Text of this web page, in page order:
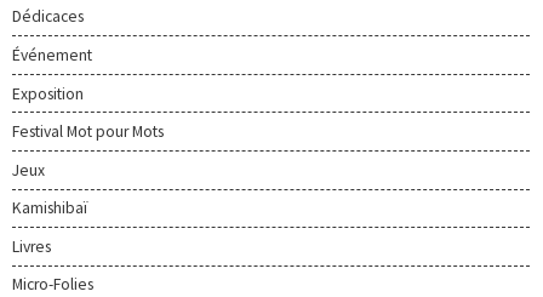
Dédicaces
Événement
Exposition
Festival Mot pour Mots
Jeux
Kamishibaï
Livres
Micro-Folies